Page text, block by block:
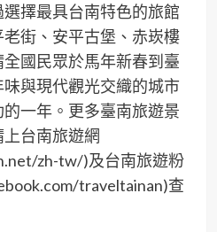
擇最具台南特色的旅館
街、安平古堡、赤崁樓
國民眾於馬年新春到臺
與現代觀光交織的城市
一年。更多臺南旅遊景
台南旅遊網
zh-tw/)及台南旅遊粉
traveltainan)查